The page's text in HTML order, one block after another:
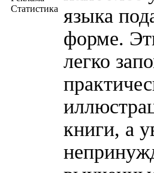
Статистика
языка
форме.
легко
книги, а